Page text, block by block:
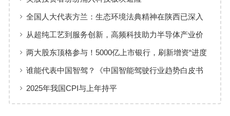
全国人大代表方兰：生态环境法典精神在陕西已深入
人心
从超纯工艺到服务创新，高频科技助力半导体产业价
值共创
两大股东顶格参与！5000亿上市银行，刷新增资“进度
条”
谁能代表中国智驾？《中国智能驾驶行业趋势白皮书
（2025）》点名华为、元戎、Momenta
2025年我国CPI与上年持平